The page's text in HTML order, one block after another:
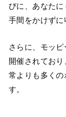
びに、あなた
手間をかけずに
さらに、モッ
開催されてお
常よりも多く
す。